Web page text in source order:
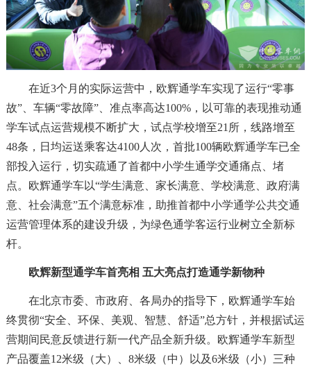
在近3个月的实际运营中，欧辉通学车实现了运行“零事
故”、车辆“零故障”、准点率高达100%，以可靠的表现推动通
学车试点运营规模不断扩大，试点学校增至21所，线路增至
48条，日均运送乘客达4100人次，首批100辆欧辉通学车已全
部投入运行，切实疏通了首都中小学生通学交通痛点、堵
点。欧辉通学车以“学生满意、家长满意、学校满意、政府满
意、社会满意”五个满意标准，助推首都中小学通学公共交通
运营管理体系的建设升级，为绿色通学客运行业树立全新标
杆。
欧辉新型通学车首亮相 五大亮点打造通学新物种
在北京市委、市政府、各局办的指导下，欧辉通学车始
终贯彻“安全、环保、美观、智慧、舒适”总方针，并根据试运
营期间民意反馈进行新一代产品全新升级。欧辉通学车新型
产品覆盖12米级（大）、8米级（中）以及6米级（小）三种